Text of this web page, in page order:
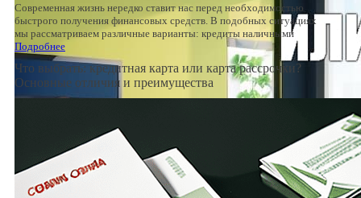
Современная жизнь нередко ставит нас перед необходимостью
быстрого получения финансовых средств. В подобных ситуациях
мы рассматриваем различные варианты: кредиты наличными
Подробнее
Что выбрать: кредитная карта или карта рассрочки?
Основные отличия и преимущества